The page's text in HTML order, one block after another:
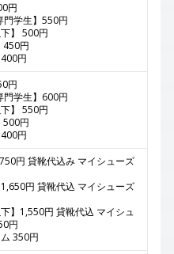
円
門学生】550円
下】 500円
450円
400円
円
門学生】600円
下】 550円
500円
400円
円 貸靴代込み マイシューズ
1,650円 貸靴代込 マイシューズ
下】1,550円 貸靴代込 マイシュ
円
350円